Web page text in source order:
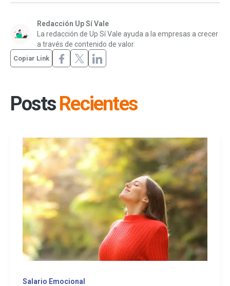
Redacción Up Sí Vale
La redacción de Up Sí Vale ayuda a la empresas a crecer
a través de contenido de valor.
Copiar Link
PostsRecientes
Salario Emocional